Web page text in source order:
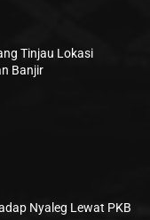
Tinjau Lokasi
Banjir
Nyaleg Lewat PKB